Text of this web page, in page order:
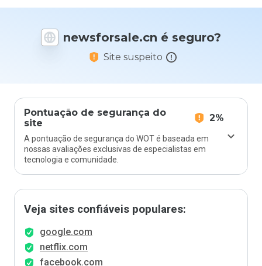
newsforsale.cn é seguro?
Site suspeito
Pontuação de segurança do
site
2%
A pontuação de segurança do WOT é baseada em
nossas avaliações exclusivas de especialistas em
tecnologia e comunidade.
Veja sites confiáveis populares:
google.com
netflix.com
facebook.com
nota